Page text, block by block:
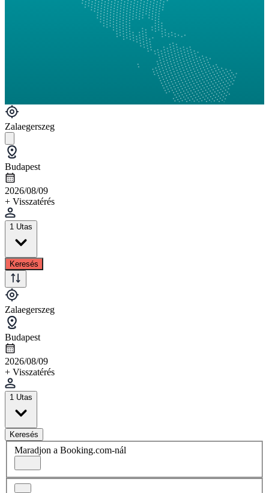
Zalaegerszeg
Budapest
2026/08/09
+ Visszatérés
1 Utas
Keresés
Zalaegerszeg
Budapest
2026/08/09
+ Visszatérés
1 Utas
Keresés
Maradjon a Booking.com-nál